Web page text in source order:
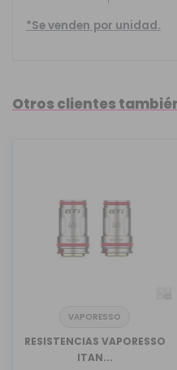
*Se venden por unidad.
Otros clientes
VAPORESSO
RESISTENCIAS VAPORESSO
ITAN...